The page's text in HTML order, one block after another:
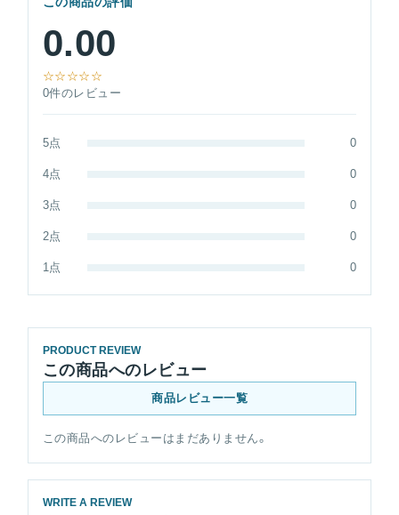
0.00
☆☆☆☆☆
0件のレビュー
5点 0
4点 0
3点 0
2点 0
1点 0
PRODUCT REVIEW
この商品へのレビュー
商品レビュー一覧
この商品へのレビューはまだありません。
WRITE A REVIEW